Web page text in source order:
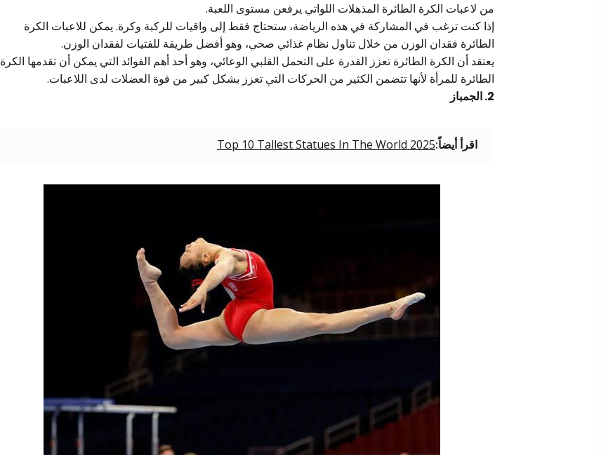
من لاعبات الكرة الطائرة المذهلات اللواتي يرفعن مستوى اللعبة.
إذا كنت ترغب في المشاركة في هذه الرياضة، ستحتاج فقط إلى واقيات للركبة وكرة. يمكن للاعبات الكرة
الطائرة فقدان الوزن من خلال تناول نظام غذائي صحي، وهو أفضل طريقة للفتيات لفقدان الوزن.
يعتقد أن الكرة الطائرة تعزز القدرة على التحمل القلبي الوعائي، وهو أحد أهم الفوائد التي يمكن أن تقدمها الكرة
الطائرة للمرأة لأنها تتضمن الكثير من الحركات التي تعزز بشكل كبير من قوة العضلات لدى اللاعبات.
2. الجمباز
اقرأ أيضاً:Top 10 Tallest Statues In The World 2025